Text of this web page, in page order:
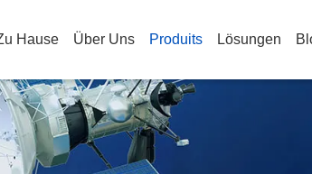
Hause Über Uns Produits Lösungen